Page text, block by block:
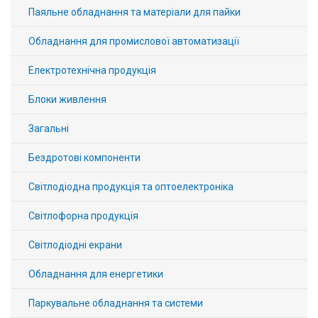
Вхід/
авторизація
Виробники
Контакти
Підтримка
Паяльне обладнання та матеріали для пайки
Обладнання для промислової автоматизації
Електротехнічна продукція
Блоки живлення
Загальні
Бездротові компоненти
Світлодіодна продукція та оптоелектроніка
Світлофорна продукція
Світлодіодні екрани
Обладнання для енергетики
Паркувальне обладнання та системи